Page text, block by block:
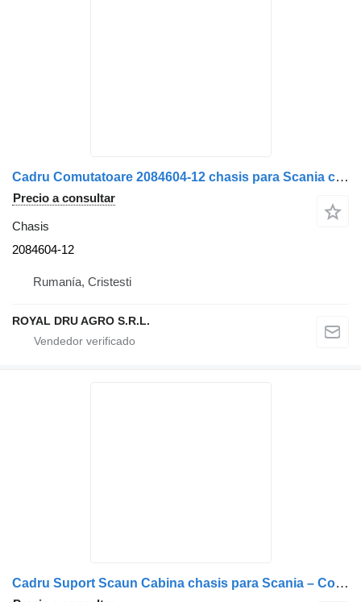
Cadru Comutatoare 2084604-12 chasis para Scania camión
Precio a consultar
Chasis
2084604-12
Rumanía, Cristesti
ROYAL DRU AGRO S.R.L.
Cadru Suport Scaun Cabina chasis para Scania – Coduri: 2699272, 2675320, 2229229, 2229226, 2229227 camión